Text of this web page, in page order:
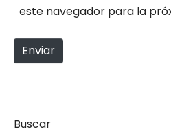
l
e
r
o
w
este navegador para la
Enviar
Buscar